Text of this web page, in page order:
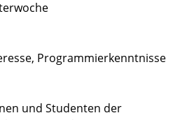
Programmierkenntnisse
und Studenten der